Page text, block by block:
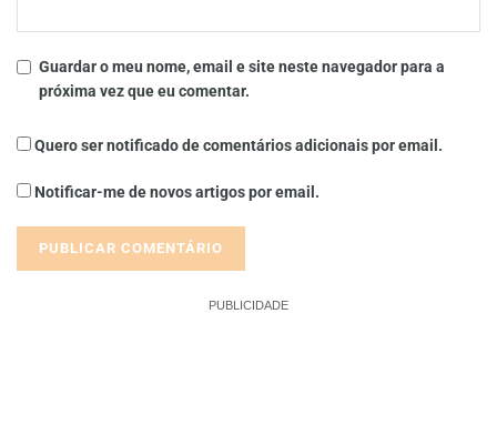
Guardar o meu nome, email e site neste navegador para a
próxima vez que eu comentar.
Quero ser notificado de comentários adicionais por email.
Notificar-me de novos artigos por email.
PUBLICIDADE